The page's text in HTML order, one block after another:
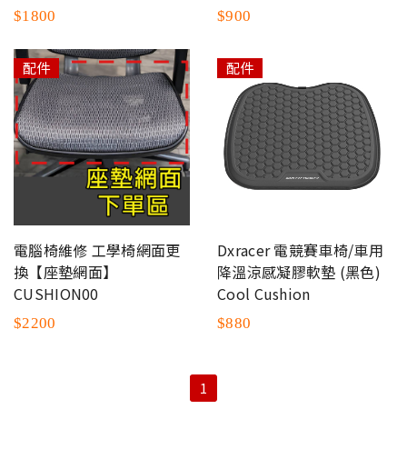
$1800 $900
配件
電腦椅維修 工學椅網面更
換【座墊網面】
CUSHION00
$2200
配件
Dxracer 電競賽車椅/車用
降溫涼感凝膠軟墊 (黑色)
Cool Cushion
$880
1